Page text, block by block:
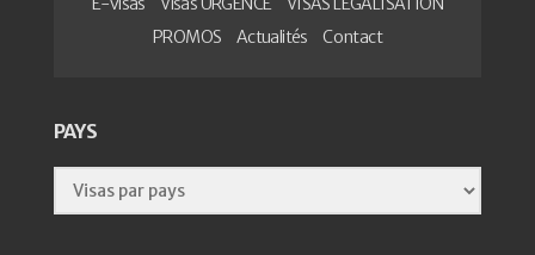
PROMOS
Actualités Contact
PAYS